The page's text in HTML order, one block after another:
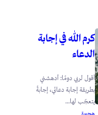
كرم الله في إجابة
الدعاء
أقول لربي دومًا: أدهشني
بطريقة إجابة دعائي، إجابةً
يتعجّب لها...
هجيرة